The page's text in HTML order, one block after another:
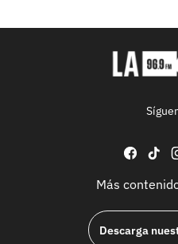
Más
Descarga